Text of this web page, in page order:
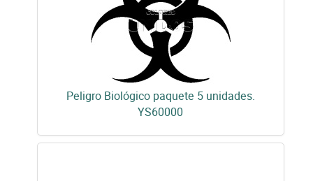
Peligro Biológico paquete 5 unidades.
YS60000